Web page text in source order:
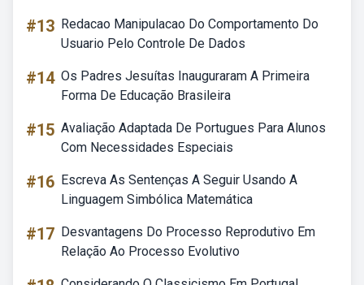
#13 Redacao Manipulacao Do Comportamento Do
Usuario Pelo Controle De Dados
#14 Os Padres Jesuítas Inauguraram A Primeira
Forma De Educação Brasileira
#15 Avaliação Adaptada De Portugues Para Alunos
Com Necessidades Especiais
#16 Escreva As Sentenças A Seguir Usando A
Linguagem Simbólica Matemática
#17 Desvantagens Do Processo Reprodutivo Em
Relação Ao Processo Evolutivo